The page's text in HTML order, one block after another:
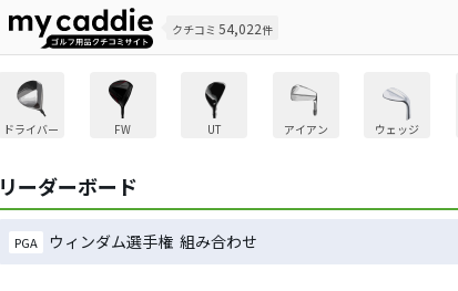
クチコミ 54,022件
ドライバー FW UT アイアン ウェッジ
リーダーボード
PGA ウィンダム選手権 組み合わせ